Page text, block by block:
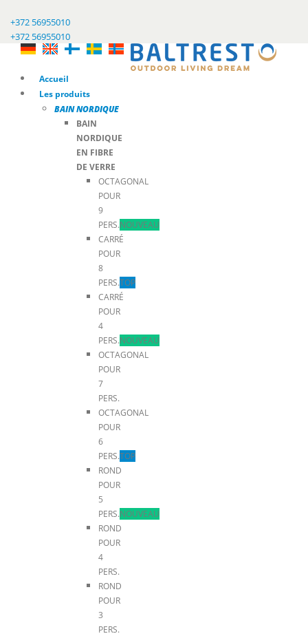
+372 56955010
+372 56955010
Accueil
Les produits
BAIN NORDIQUE
BAIN
NORDIQUE
EN FIBRE
DE VERRE
OCTAGONAL
POUR
9
PERS.NOUVEAU
CARRÉ
POUR
8
PERS.TOP
CARRÉ
POUR
4
PERS.NOUVEAU
OCTAGONAL
POUR
7
PERS.
OCTAGONAL
POUR
6
PERS.TOP
ROND
POUR
5
PERS.NOUVEAU
ROND
POUR
4
PERS.
ROND
POUR
3
PERS.